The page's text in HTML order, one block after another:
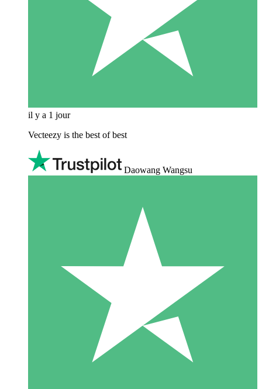
il y a 1 jour
Vecteezy is the best of best
Daowang Wangsu